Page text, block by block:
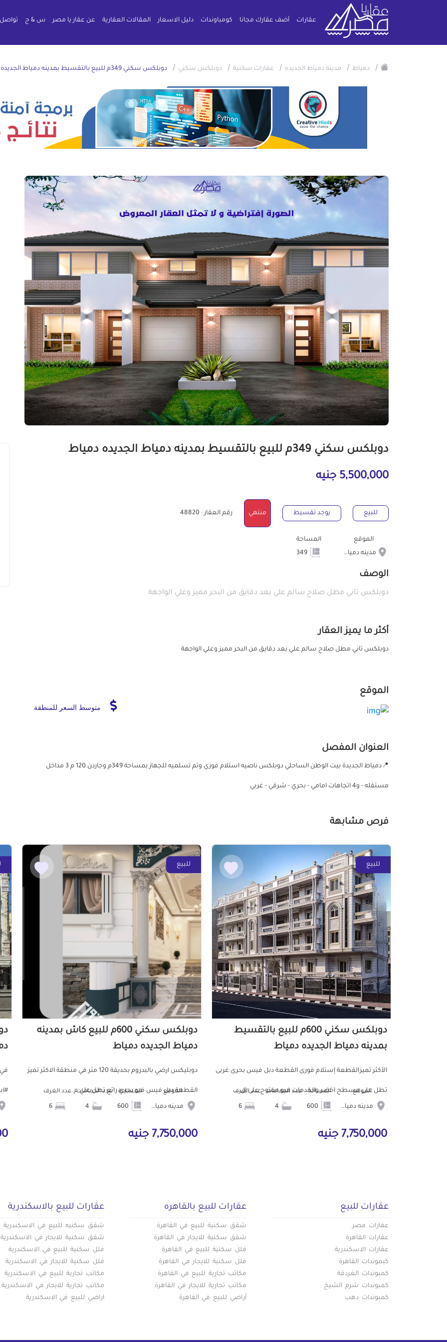
عقارات أضف عقارك مجانا كومباوندات دليل الاسعار المقالات العقارية عن عقار يا مصر س & ج
/ دمياط / مدينه دمياط الجديده / عقارات سكنية / دوبلكس سكني / دوبلكس سكني 349م للبيع بالتقسيط بمدينه دمياط الجديده دمياط
دوبلكس سكني 349م للبيع بالتقسيط بمدينه دمياط الجديده دمياط
5,500,000 جنيه
للبيع يوجد تقسيط منتهي رقم العقار : 48820
الموقع
مدينه دمياط الجديده
المساحة
الوصف
دوبلكس تاني مطل صلاح سالم علي بعد دقايق من البحر مميز وعلي الواجهة
أكثر ما يميز العقار
دوبلكس تاني مطل صلاح سالم علي بعد دقايق من البحر مميز وعلي الواجهة
الموقع
متوسط السعر للمنطقة
العنوان المفصل
📍دمياط الجديدة بيت الوطن الساحلي دوبلكس ناصيه استلام فوري وتم تسلميه للجهاز بمساحة 349م وجاردن 120 م 3 مداخل
مستقله - و4 اتجاهات امامي - بحري - شرقي - غربي
فرص مشابهة
للبيع
دوبلكس سكني 600م للبيع بالتقسيط
بمدينه دمياط الجديده دمياط
الأكثر تميزالقطعة إستلام فورى القطعة دبل فيس بحرى غربى
تطل على مسطح اخضر والخدمات فيو مفتوح على ال...
الموقع
مدينه دمياط الجديده
المساحة عدد الحمامات عدد الغرف
6
7,750,000 جنيه
للبيع
دوبلكس سكني 600م للبيع كاش بمدينه
دمياط الجديده دمياط
دوبليكس ارضي بالبدروم بحديقة 120 متر في منطقة الاكثر تميز
القطعة دبل فيس فيو بحري رائع تطل علي م...
الموقع
مدينه دمياط الجديده
المساحة عدد الحمامات عدد الغرف
6
7,750,000 جنيه
عقارات للبيع
عقارات مصر
عقارات القاهرة
عقارات الاسكندرية
كبموندات القاهرة
كمبوندات الغردقة
كمبوندات شرم الشيخ
كمبوندات دهب
عقارات للبيع بالقاهره
شقق سكنية للبيع في القاهرة
شقق سكنية للايجار في القاهرة
فلل سكنية للبيع في القاهرة
فلل سكنية للايجار في القاهرة
مكاتب تجارية للبيع في القاهرة
مكاتب تجارية للايجار في القاهرة
أراضي للبيع في القاهرة
عقارات للبيع بالاسكندرية
شقق سكنيه للبيع في الاسكندرية
شقق سكنية للايجار في الاسكندرية
فلل سكنية للبيع في الاسكندرية
فلل سكنية للايجار في الاسكندرية
مكاتب تجارية للبيع في الاسكندرية
مكاتب تجارية للايجار في الاسكندرية
اراضي للبيع في الاسكندرية